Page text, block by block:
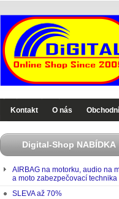
Kontakt O nás
Digital-Shop NABÍDKA
AIRBAG na motorku, audio na
a moto zabezpečovací technika
SLEVA až 70%